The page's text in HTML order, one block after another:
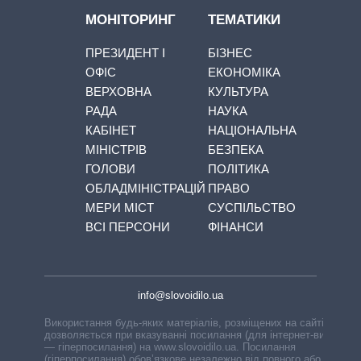
МОНІТОРИНГ
ПРЕЗИДЕНТ І
ОФІС
ВЕРХОВНА
РАДА
КАБІНЕТ
МІНІСТРІВ
ГОЛОВИ
ОБЛАДМІНІСТРАЦІЙ
МЕРИ МІСТ
ВСІ ПЕРСОНИ
ТЕМАТИКИ
БІЗНЕС
ЕКОНОМІКА
КУЛЬТУРА
НАУКА
НАЦІОНАЛЬНА
БЕЗПЕКА
ПОЛІТИКА
ПРАВО
СУСПІЛЬСТВО
ФІНАНСИ
info@slovoidilo.ua
Використання будь-яких матеріалів, розміщених на сайті,
дозволяється при вказуванні посилання (для інтернет-видань
— гіперпосилання) на www.slovoidilo.ua. Посилання